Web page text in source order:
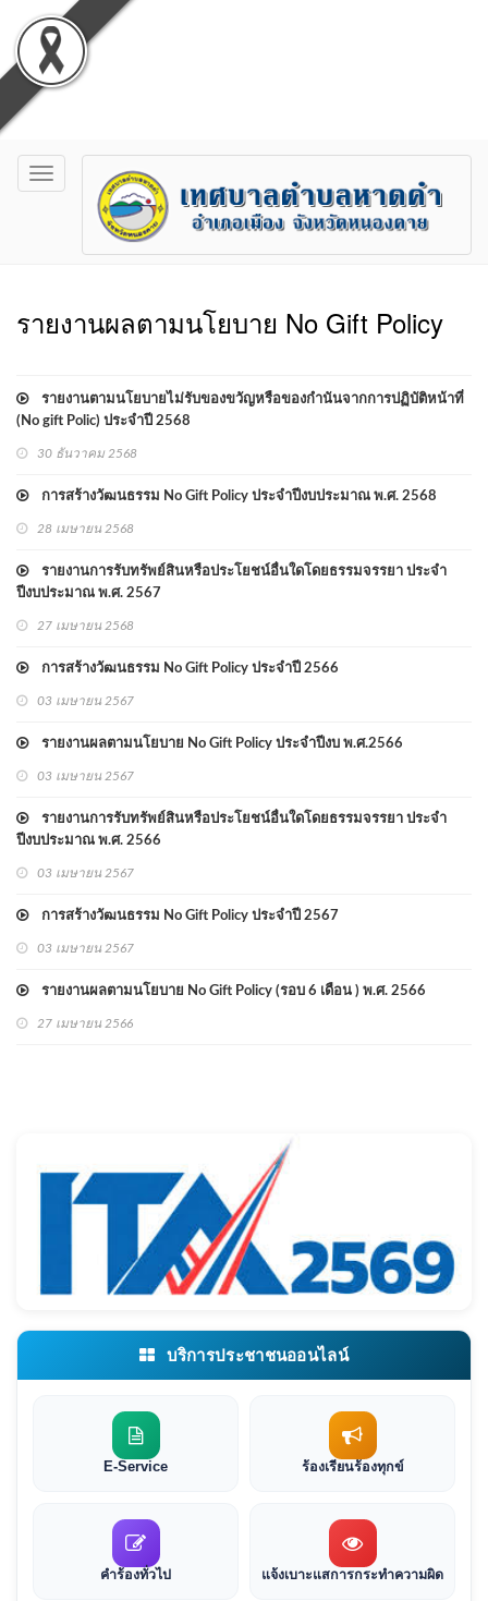
Toggle
navigation
รายงานผลตามนโยบาย No Gift Policy
รายงานตามนโยบายไม่รับของขวัญหรือของกำนันจากการปฏิบัติหน้าที่
(No gift Polic) ประจำปี 2568
30 ธันวาคม 2568
การสร้างวัฒนธรรม No Gift Policy ประจำปีงบประมาณ พ.ศ. 2568
28 เมษายน 2568
รายงานการรับทรัพย์สินหรือประโยชน์อื่นใดโดยธรรมจรรยา ประจำ
ปีงบประมาณ พ.ศ. 2567
27 เมษายน 2568
การสร้างวัฒนธรรม No Gift Policy ประจำปี 2566
03 เมษายน 2567
รายงานผลตามนโยบาย No Gift Policy ประจำปีงบ พ.ศ.2566
03 เมษายน 2567
รายงานการรับทรัพย์สินหรือประโยชน์อื่นใดโดยธรรมจรรยา ประจำ
ปีงบประมาณ พ.ศ. 2566
03 เมษายน 2567
การสร้างวัฒนธรรม No Gift Policy ประจำปี 2567
03 เมษายน 2567
รายงานผลตามนโยบาย No Gift Policy (รอบ 6 เดือน ) พ.ศ. 2566
27 เมษายน 2566
บริการประชาชนออนไลน์
E-Service ร้องเรียนร้องทุกข์
คำร้องทั่วไป แจ้งเบาะแสการกระทำความผิด